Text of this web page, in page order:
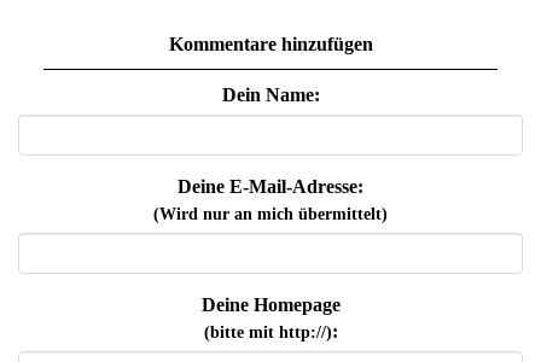
Kommentare hinzufügen
Dein Name:
Deine E-Mail-Adresse:
(Wird nur an mich übermittelt)
Deine Homepage
(bitte mit http://):